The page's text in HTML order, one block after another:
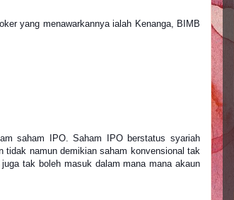
yang menawarkannya ialah Kenanga, BIMB
saham IPO. Saham IPO berstatus syariah
tidak namun demikian saham konvensional tak
tak boleh masuk dalam mana mana akaun